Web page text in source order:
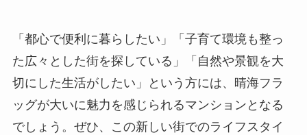
「都心で便利に暮らしたい」「子育て環境も整っ
た広々とした街を探している」「自然や景観を大
切にした生活がしたい」という方には、晴海フラ
ッグが大いに魅力を感じられるマンションとなる
でしょう。ぜひ、この新しい街でのライフスタイ